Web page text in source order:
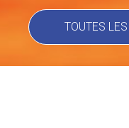
TOUTES